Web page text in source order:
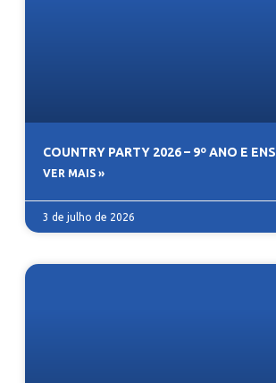
COUNTRY PARTY 2026 – 9º ANO E
VER MAIS »
3 de julho de 2026